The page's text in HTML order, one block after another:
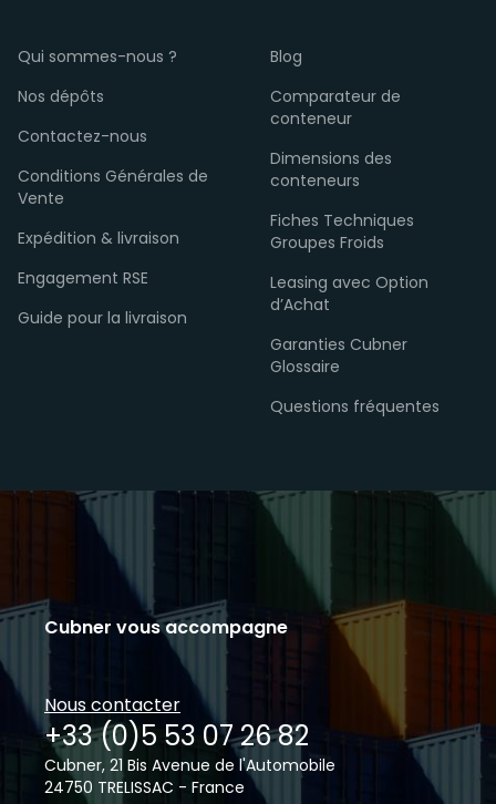
Cubner vous accompagne
Nous contacter
+33 (0)5 53 07 26 82
Cubner, 21 Bis Avenue de l'Automobile
24750 TRELISSAC - France
Qui sommes-nous ?
Nos dépôts
Contactez-nous
Conditions Générales de
Vente
Expédition & livraison
Engagement RSE
Guide pour la livraison
Blog
Comparateur de
conteneur
Dimensions des
conteneurs
Fiches Techniques
Groupes Froids
Leasing avec Option
d’Achat
Garanties Cubner
Glossaire
Questions fréquentes